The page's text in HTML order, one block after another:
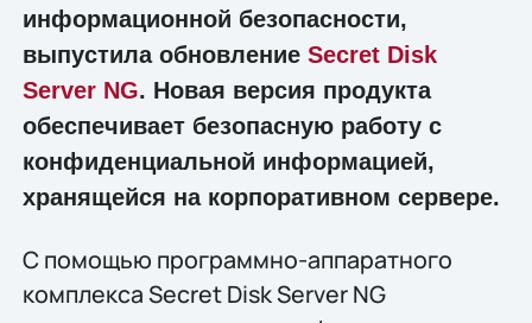
информационной безопасности,
выпустила обновление Secret Disk
Server NG. Новая версия продукта
обеспечивает безопасную работу с
конфиденциальной информацией,
хранящейся на корпоративном сервере.
С помощью программно-аппаратного
комплекса Secret Disk Server NG